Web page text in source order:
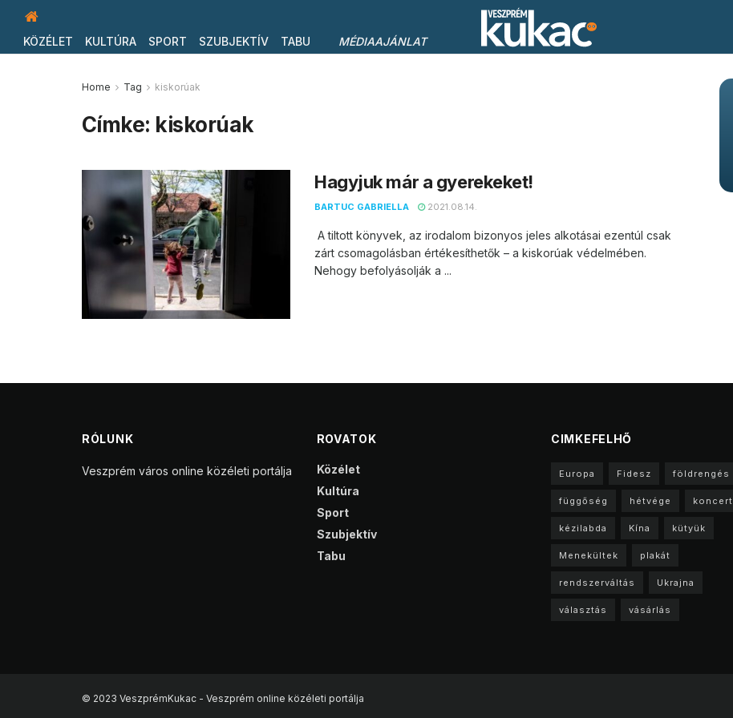
KÖZÉLET KULTÚRA SPORT SZUBJEKTÍV TABU MÉDIAAJÁNLAT
Home Tag kiskorúak
Címke: kiskorúak
Hagyjuk már a gyerekeket!
BARTUC GABRIELLA 2021.08.14.
A tiltott könyvek, az irodalom bizonyos jeles alkotásai ezentúl csak
zárt csomagolásban értékesíthetők – a kiskorúak védelmében.
Nehogy befolyásolják a ...
RÓLUNK
Veszprém város online közéleti portálja
ROVATOK
Közélet
Kultúra
Sport
Szubjektív
Tabu
CIMKEFELHŐ
Europa Fidesz földrengés
függőség hétvége koncert
kézilabda Kína kütyük
Menekültek plakát
rendszerváltás Ukrajna
választás vásárlás
© 2023 VeszprémKukac - Veszprém online közéleti portálja